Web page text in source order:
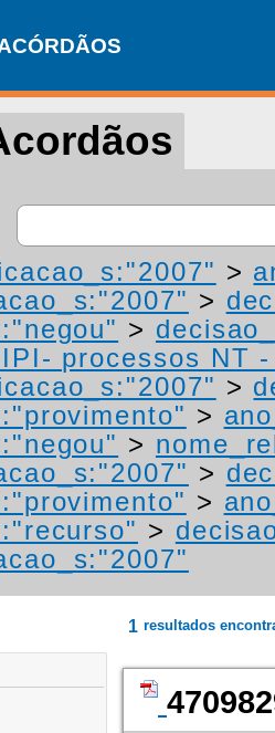
>
>
>
processos NT
>
>
>
>
>
>
1 resultados